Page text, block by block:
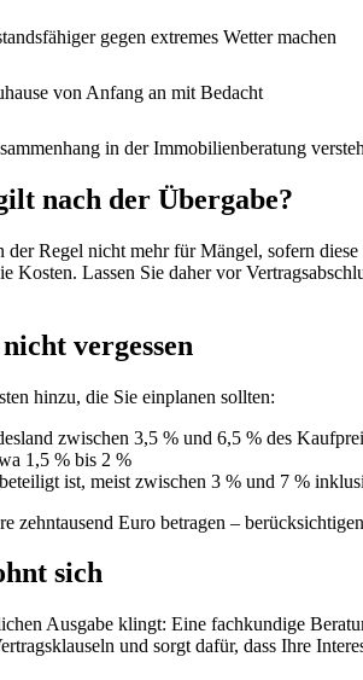
gegen extremes Wetter machen
von Anfang an mit Bedacht
in der Immobilienberatung
nach der Übergabe?
Regel nicht mehr für Mängel, sofern
Kosten. Lassen Sie daher vor
vergessen
hinzu, die Sie einplanen sollten:
zwischen 3,5 % und 6,5 % des
1,5 % bis 2 %
ist, meist zwischen 3 % und 7 %
zehntausend Euro betragen –
sich
Ausgabe klingt: Eine fachkundige
und sorgt dafür, dass Ihre